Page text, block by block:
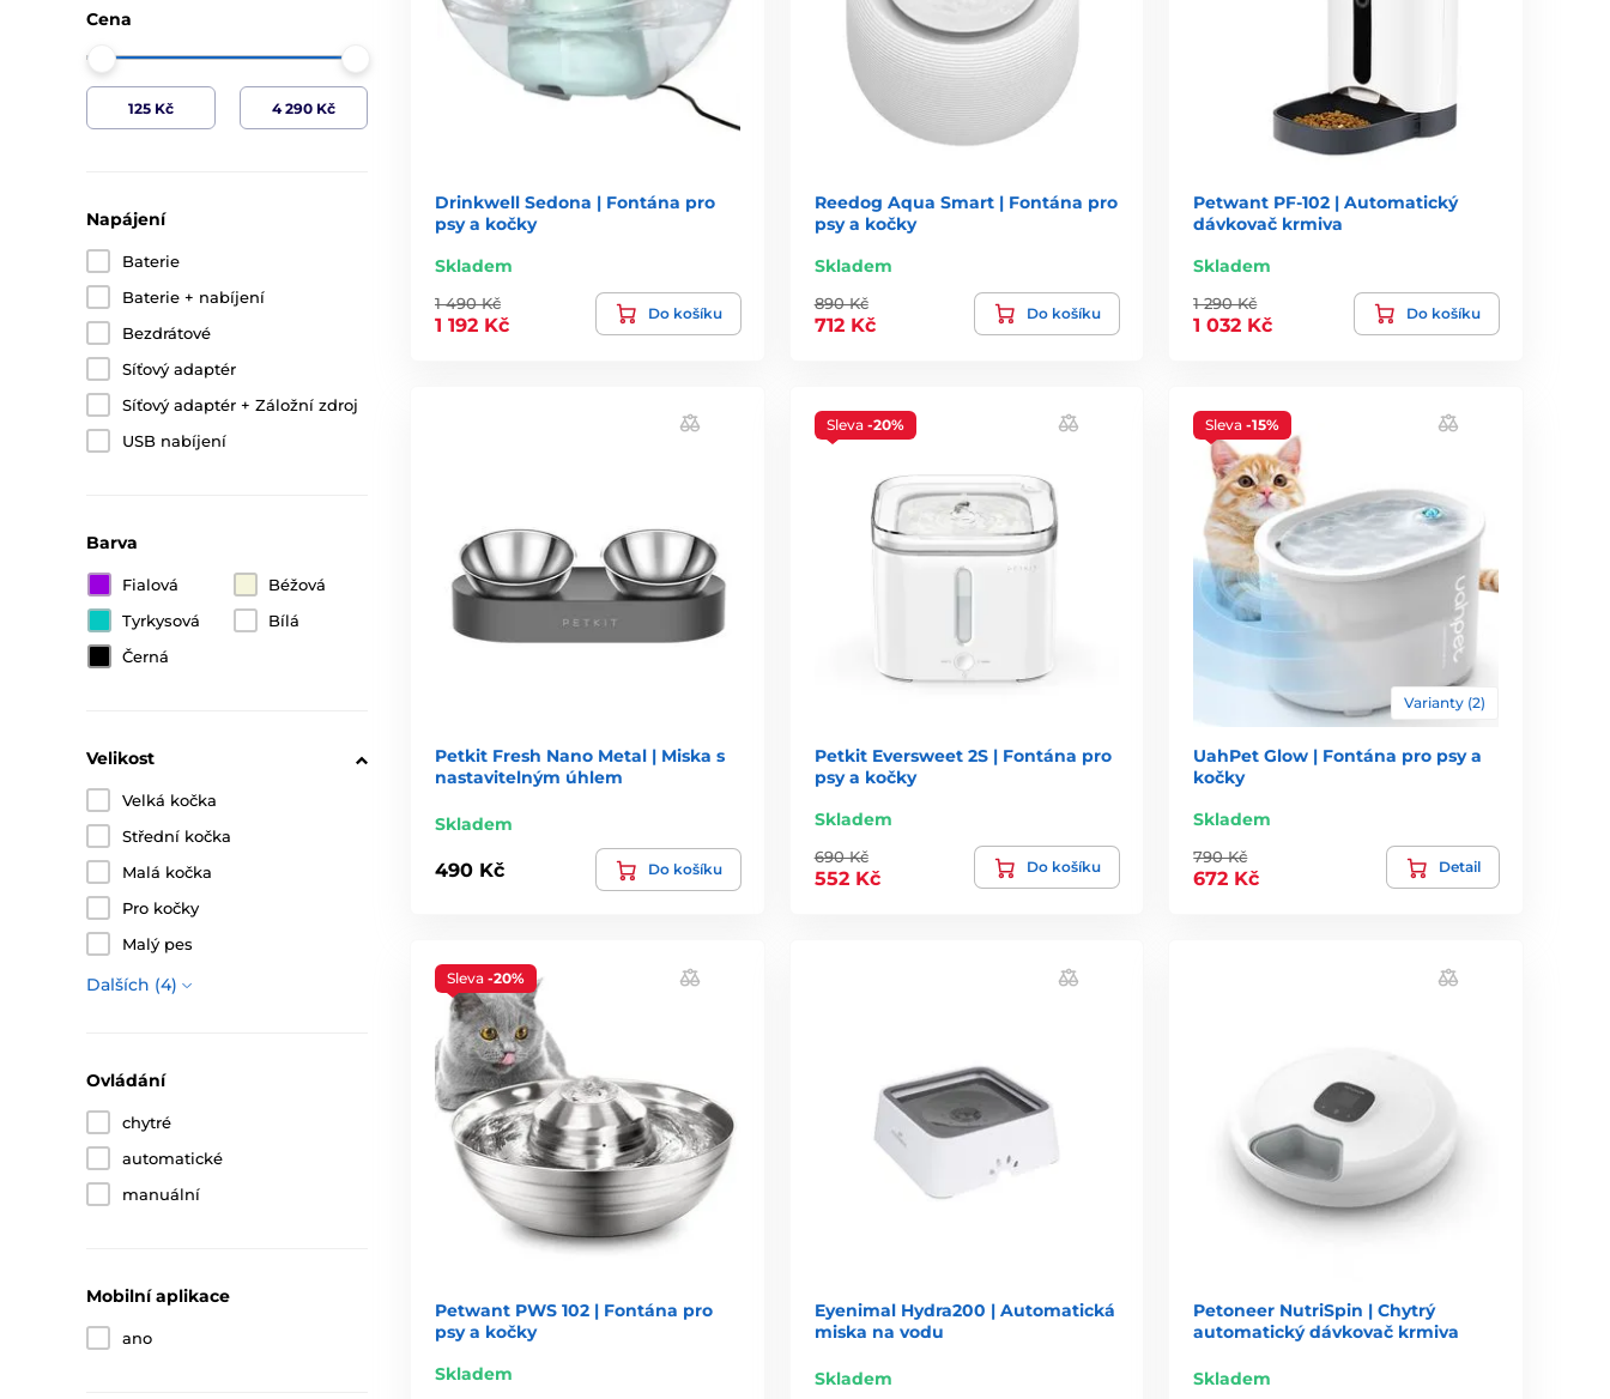
Cena
Napájení
Baterie
Baterie + nabíjení
Bezdrátové
Síťový adaptér
Síťový adaptér + Záložní zdroj
USB nabíjení
Barva
Fialová
Béžová
Tyrkysová
Bílá
Černá
Velikost
Velká kočka
Střední kočka
Malá kočka
Pro kočky
Malý pes
Dalších (4)
Ovládání
chytré
automatické
manuální
Mobilní aplikace
ano
Drinkwell Sedona | Fontána pro
psy a kočky
Skladem
1 490 Kč
1 192 Kč
Do košíku
Reedog Aqua Smart | Fontána pro
psy a kočky
Skladem
890 Kč
712 Kč
Do košíku
Petwant PF-102 | Automatický
dávkovač krmiva
Skladem
1 290 Kč
1 032 Kč
Do košíku
Petkit Fresh Nano Metal | Miska s
nastavitelným úhlem
Skladem
490 Kč Do košíku
Sleva -20%
Petkit Eversweet 2S | Fontána pro
psy a kočky
Skladem
690 Kč
552 Kč
Do košíku
Sleva-15%
Varianty (2)
UahPet Glow | Fontána pro psy a
kočky
Skladem
790 Kč
672 Kč
Detail
Sleva -20%
Petwant PWS 102 | Fontána pro
psy a kočky
Skladem
Eyenimal Hydra200 | Automatická
miska na vodu
Skladem
Petoneer NutriSpin | Chytrý
automatický dávkovač krmiva
Skladem